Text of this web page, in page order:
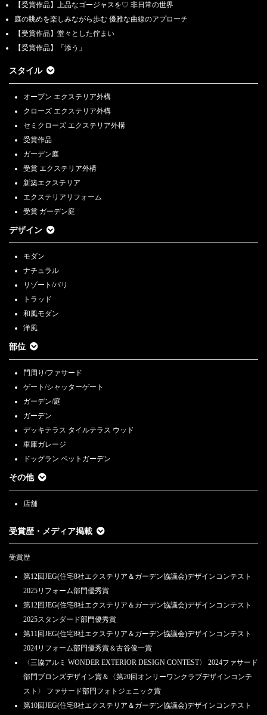
【受賞作品】上品なゴージャスを♡ 非日常の世界
庭の眺めを楽しみながら歩む 優雅な曲線のアプローチ
【受賞作品】堂々とした佇まい
【受賞作品】「添う」
スタイル
オープン エクステリア外構
クローズ エクステリア外構
セミクローズ エクステリア外構
受賞作品
ガーデン庭
受賞 エクステリア外構
新築エクステリア
エクステリアリフォーム
受賞 ガーデン庭
デザイン
モダン
ナチュラル
リゾート/バリ
トラッド
和風モダン
洋風
部位
門周り/ファサード
ゲート/シャッターゲート
ガーデン/庭
ガーデン
デッキテラス タイルテラス ウッド
車庫ガレージ
ドッグラン ペットガーデン
その他
店舗
受賞歴・メディア掲載
受賞歴
第12回JEG(住宅8社エクステリア＆ガーデン協議会)デザインコンテスト
2025リフォーム部門優秀賞
第12回JEG(住宅8社エクステリア＆ガーデン協議会)デザインコンテスト
2025スタンダード部門優秀賞
第11回JEG(住宅8社エクステリア＆ガーデン協議会)デザインコンテスト
2024リフォーム部門優秀賞＆古谷俊一賞
〈三協アルミ WONDER EXTERIOR DESIGN CONTEST〉 2024ファサード
部門ブロンズデザイン賞＆〈第20回オンリーワンクラブデザインコンテ
スト〉 ファサード部門フォトジェニック賞
第10回JEG(住宅8社エクステリア＆ガーデン協議会)デザインコンテスト